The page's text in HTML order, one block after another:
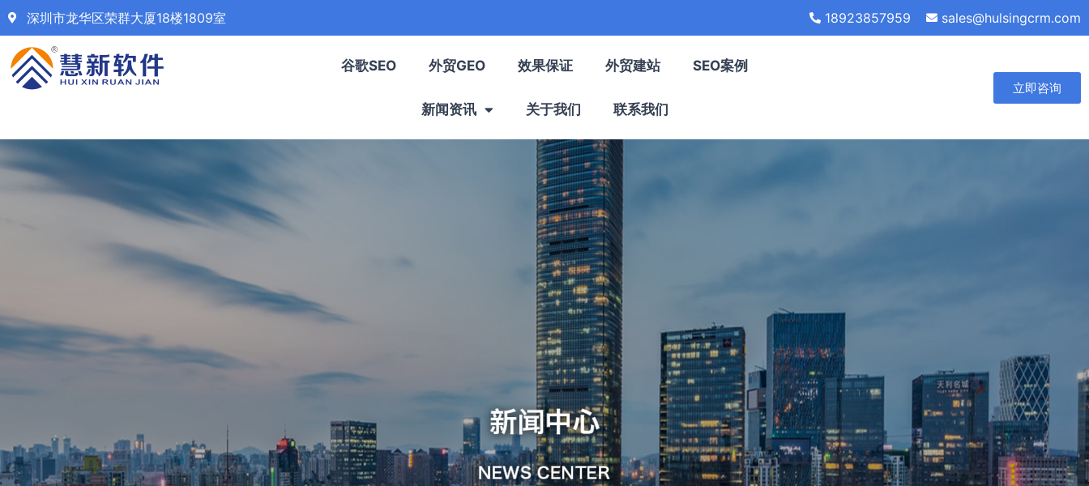
深圳市龙华区荣群大厦18楼1809室 18923857959 sales@hulsingcrm.com
谷歌SEO 外贸GEO 效果保证 外贸建站 SEO案例
新闻资讯 关于我们 联系我们
立即咨询